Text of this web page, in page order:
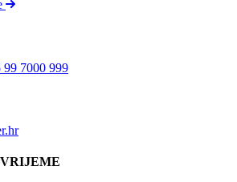
99 7000 999